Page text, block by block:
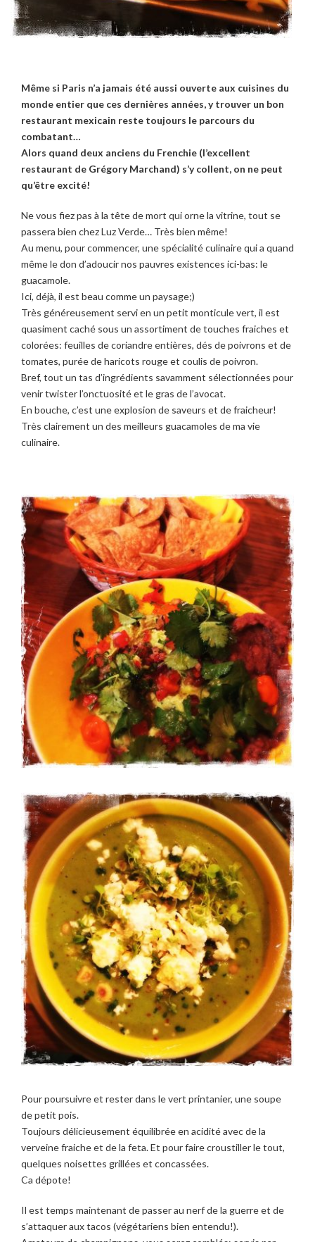
Même si Paris n’a jamais été aussi ouverte aux cuisines du
monde entier que ces dernières années, y trouver un bon
restaurant mexicain reste toujours le parcours du
combatant…
Alors quand deux anciens du Frenchie (l’excellent
restaurant de Grégory Marchand) s’y collent, on ne peut
qu’être excité!
Ne vous fiez pas à la tête de mort qui orne la vitrine, tout se
passera bien chez Luz Verde… Très bien même!
Au menu, pour commencer, une spécialité culinaire qui a quand
même le don d’adoucir nos pauvres existences ici-bas: le
guacamole.
Ici, déjà, il est beau comme un paysage;)
Très généreusement servi en un petit monticule vert, il est
quasiment caché sous un assortiment de touches fraiches et
colorées: feuilles de coriandre entières, dés de poivrons et de
tomates, purée de haricots rouge et coulis de poivron.
Bref, tout un tas d’ingrédients savamment sélectionnées pour
venir twister l’onctuosité et le gras de l’avocat.
En bouche, c’est une explosion de saveurs et de fraicheur!
Très clairement un des meilleurs guacamoles de ma vie
culinaire.
Pour poursuivre et rester dans le vert printanier, une soupe
de petit pois.
Toujours délicieusement équilibrée en acidité avec de la
verveine fraiche et de la feta. Et pour faire croustiller le tout,
quelques noisettes grillées et concassées.
Ca dépote!
Il est temps maintenant de passer au nerf de la guerre et de
s’attaquer aux tacos (végétariens bien entendu!).